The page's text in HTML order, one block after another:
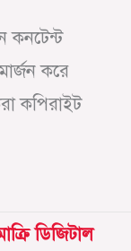
কনটেন্ট
করে
কপিরাইট
ডিজিটাল